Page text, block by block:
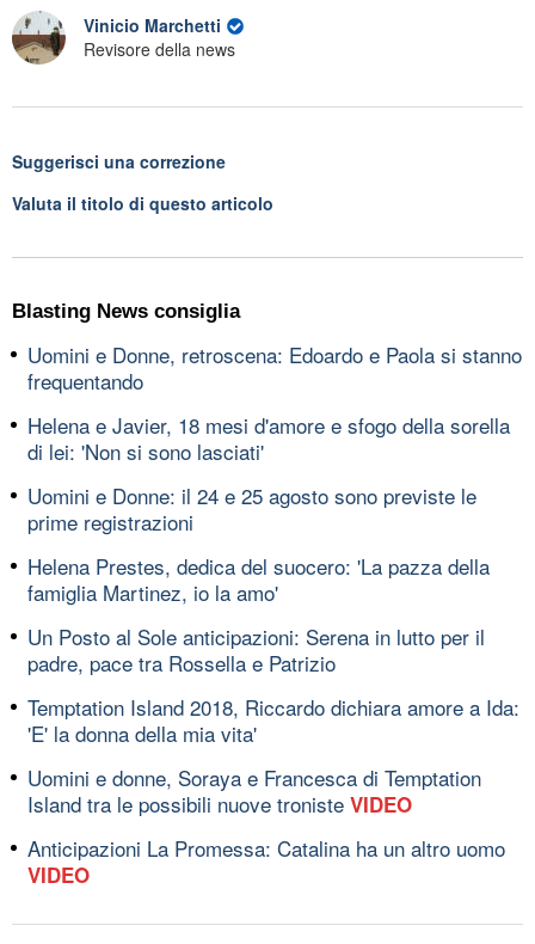
Vinicio Marchetti
Revisore della news
Suggerisci una correzione
Valuta il titolo di questo articolo
Blasting News consiglia
Uomini e Donne, retroscena: Edoardo e Paola si stanno
frequentando
Helena e Javier, 18 mesi d'amore e sfogo della sorella
di lei: 'Non si sono lasciati'
Uomini e Donne: il 24 e 25 agosto sono previste le
prime registrazioni
Helena Prestes, dedica del suocero: 'La pazza della
famiglia Martinez, io la amo'
Un Posto al Sole anticipazioni: Serena in lutto per il
padre, pace tra Rossella e Patrizio
Temptation Island 2018, Riccardo dichiara amore a Ida:
'E' la donna della mia vita'
Uomini e donne, Soraya e Francesca di Temptation
Island tra le possibili nuove troniste VIDEO
Anticipazioni La Promessa: Catalina ha un altro uomo
VIDEO